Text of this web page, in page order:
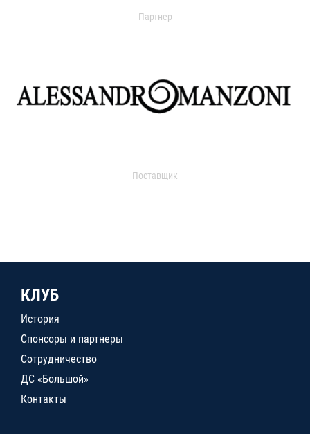
Партнер
Поставщик
КЛУБ
История
Спонсоры и партнеры
Сотрудничество
ДС «Большой»
Контакты